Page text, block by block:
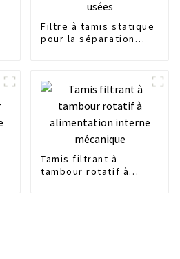
Filtre à tamis statique
pour la séparation
Tamis filtrant à
tambour rotatif à